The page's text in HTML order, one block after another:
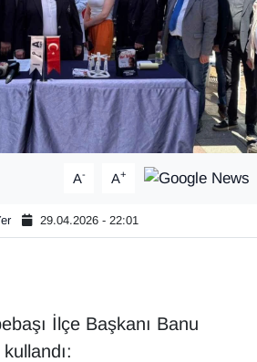
A- A+
29.04.2026 - 22:01
İlçe Başkanı Banu